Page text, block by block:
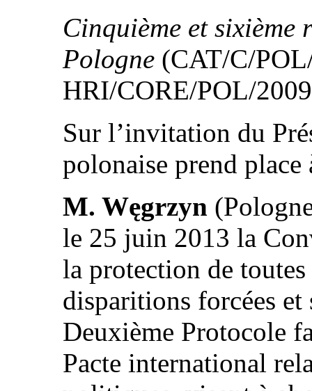
Cinquième et
Pologne (CAT/C/
HRI/CORE/POL/
Sur l’invitation du
polonaise prend
M. Węgrzyn
le 25 juin 2013 la
la protection de
disparitions forcées et
Deuxième Protocole
Pacte international